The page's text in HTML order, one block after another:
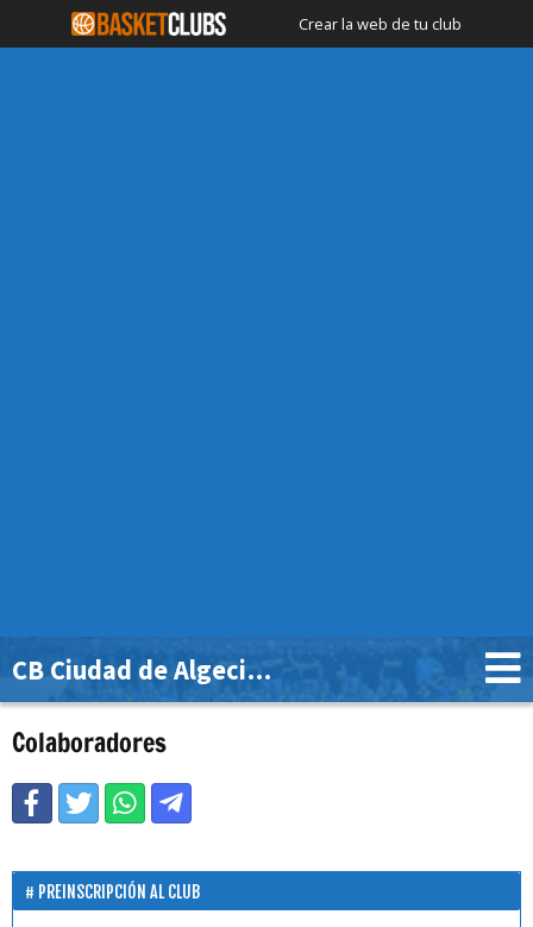
Crear la web de tu club
CB Ciudad de Algeciras
Colaboradores
PREINSCRIPCIÓN AL CLUB